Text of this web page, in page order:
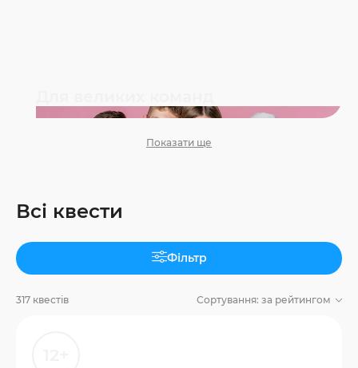
Показати ще
Всі квести
Фільтр
317 квестів Сортування: за рейтингом